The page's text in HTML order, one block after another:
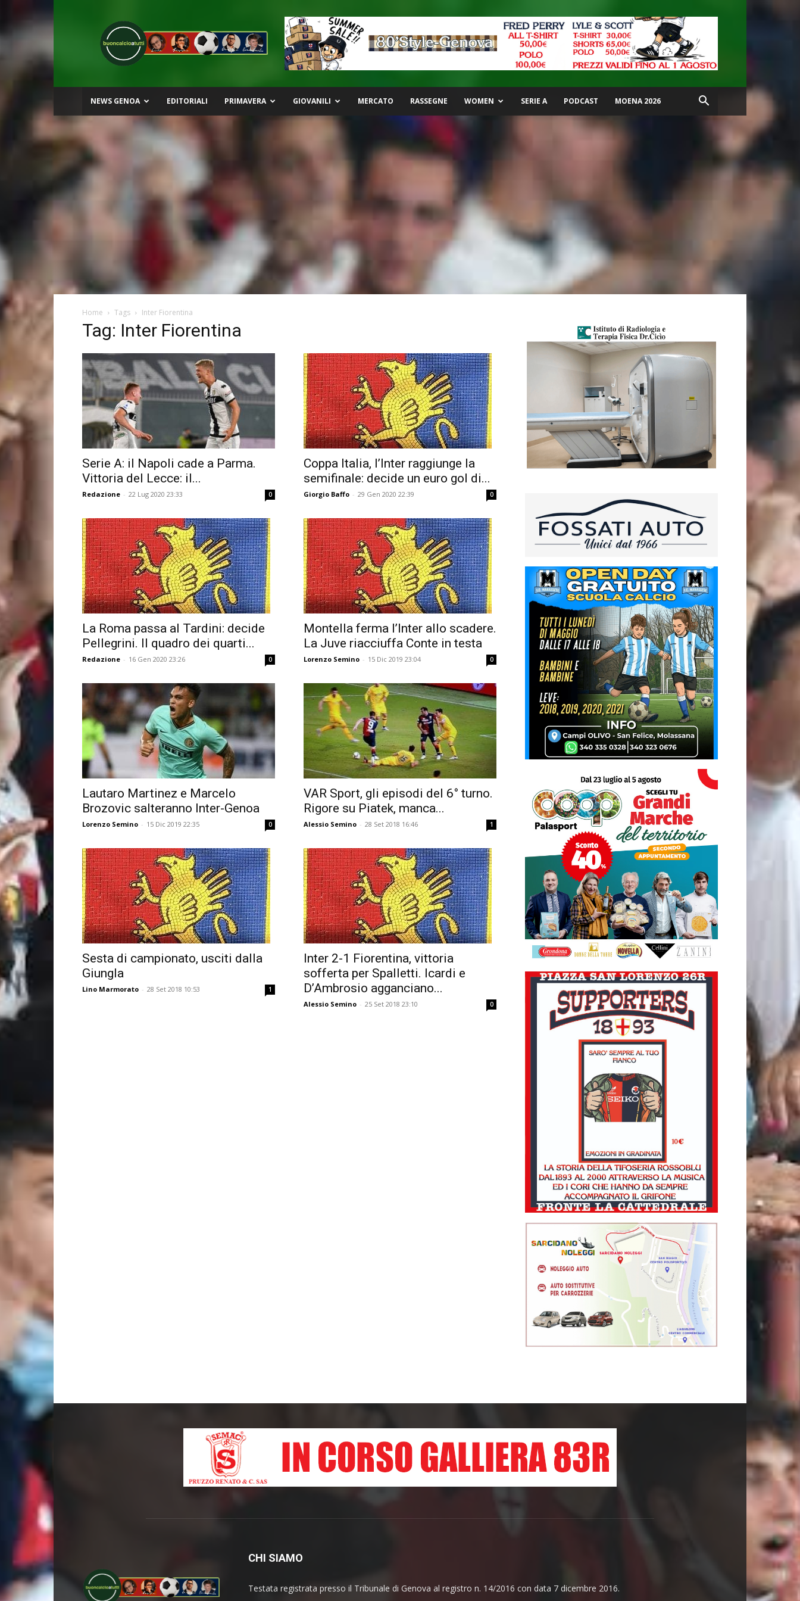
Buon
Calcio
a
Tutti
NEWS GENOA EDITORIALI PRIMAVERA GIOVANILI MERCATO RASSEGNE WOMEN SERIE A PODCAST MOENA 2026
Home Tags Inter Fiorentina
Tag: Inter Fiorentina
Serie A: il Napoli cade a Parma.
Vittoria del Lecce: il...
Redazione - 22 Lug 2020 23:33 0
Coppa Italia, l’Inter raggiunge la
semifinale: decide un euro gol di...
Giorgio Baffo - 29 Gen 2020 22:39 0
La Roma passa al Tardini: decide
Pellegrini. Il quadro dei quarti...
Redazione - 16 Gen 2020 23:26 0
Montella ferma l’Inter allo scadere.
La Juve riacciuffa Conte in testa
Lorenzo Semino - 15 Dic 2019 23:04 0
Lautaro Martinez e Marcelo
Brozovic salteranno Inter-Genoa
Lorenzo Semino - 15 Dic 2019 22:35 0
VAR Sport, gli episodi del 6° turno.
Rigore su Piatek, manca...
Alessio Semino - 28 Set 2018 16:46 1
Sesta di campionato, usciti dalla
Giungla
Lino Marmorato - 28 Set 2018 10:53 1
Inter 2-1 Fiorentina, vittoria
sofferta per Spalletti. Icardi e
D’Ambrosio agganciano...
Alessio Semino - 25 Set 2018 23:10 0
CHI SIAMO
Testata registrata presso il Tribunale di Genova al registro n. 14/2016 con data 7 dicembre 2016.